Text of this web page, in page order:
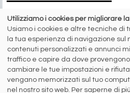
siderweb
LA COMMUNITY DELL'ACCIAIO
Siderweb S.p.A. SB Società del gruppo
ISSN 2532 -2982
Utilizziamo i cookies per migliorare
Usiamo i cookies e altre tecniche di
la tua esperienza di navigazione sul
contenuti personalizzati e annunci
traffico e capire da dove provengono
cambiare le tue impostazioni e
vengano memorizzati sul tuo
nel nostro sito web. Per saperne di